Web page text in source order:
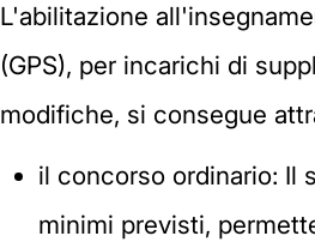
L'abilitazione
(GPS), per incarichi di
modifiche, si consegue
il concorso ordinario: Il
minimi previsti,